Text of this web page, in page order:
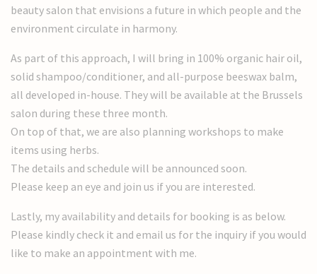
beauty salon that envisions a future in which people and the
environment circulate in harmony.
As part of this approach, I will bring in 100% organic hair oil,
solid shampoo/conditioner, and all-purpose beeswax balm,
all developed in-house. They will be available at the Brussels
salon during these three month.
On top of that, we are also planning workshops to make
items using herbs.
The details and schedule will be announced soon.
Please keep an eye and join us if you are interested.
Lastly, my availability and details for booking is as below.
Please kindly check it and email us for the inquiry if you would
like to make an appointment with me.